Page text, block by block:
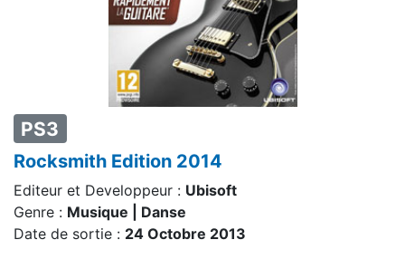
PS3
Rocksmith Edition 2014
Editeur et Developpeur : Ubisoft
Genre : Musique | Danse
Date de sortie : 24 Octobre 2013